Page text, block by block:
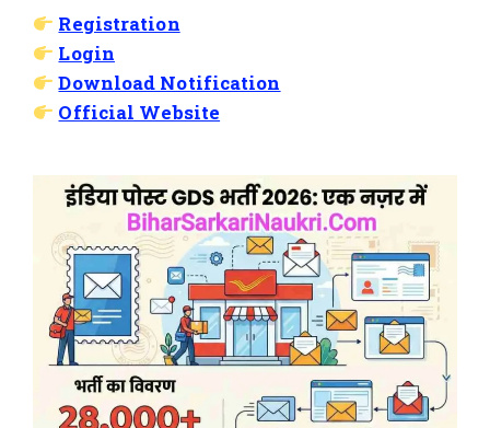
Registration
Login
Download Notification
Official Website